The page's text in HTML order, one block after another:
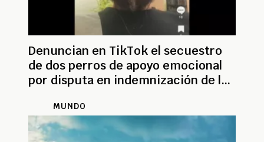
Denuncian en TikTok el secuestro
de dos perros de apoyo emocional
por disputa en indemnización de ley
MUNDO